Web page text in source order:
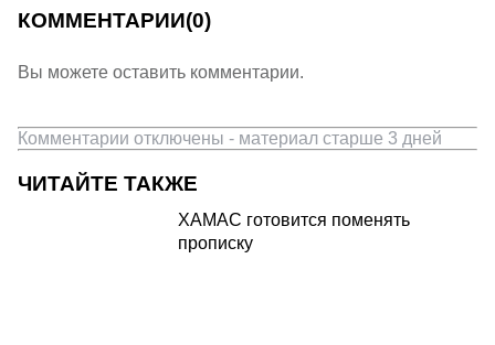
КОММЕНТАРИИ(0)
Вы можете оставить комментарии.
Комментарии отключены - материал старше 3 дней
ЧИТАЙТЕ ТАКЖЕ
ХАМАС готовится поменять
прописку